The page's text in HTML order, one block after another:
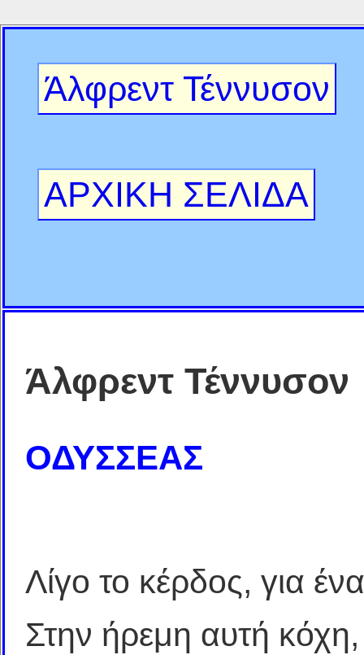
Άλφρεντ Τέννυσον
ΑΡΧΙΚΗ ΣΕΛΙΔΑ
Άλφρεντ Τέννυσον
ΟΔΥΣΣΕΑΣ
Λίγο το κέρδος, για
Στην ήρεμη αυτή